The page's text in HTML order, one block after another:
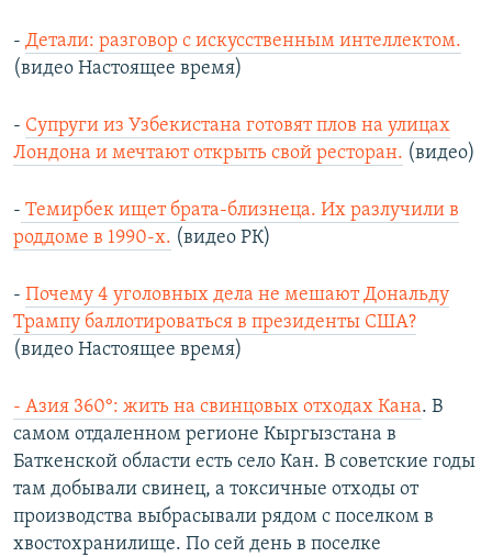
- Детали: разговор с искусственным интеллектом.
(видео Настоящее время)
- Супруги из Узбекистана готовят плов на улицах
Лондона и мечтают открыть свой ресторан. (видео)
- Темирбек ищет брата-близнеца. Их разлучили в
роддоме в 1990-х. (видео РК)
- Почему 4 уголовных дела не мешают Дональду
Трампу баллотироваться в президенты США?
(видео Настоящее время)
- Азия 360°: жить на свинцовых отходах Кана. В
самом отдаленном регионе Кыргызстана в
Баткенской области есть село Кан. В советские годы
там добывали свинец, а токсичные отходы от
производства выбрасывали рядом с поселком в
хвостохранилище. По сей день в поселке